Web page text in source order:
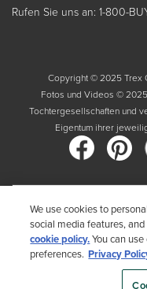
Rufen Sie uns an: 1-800-
Copyright © 2025 Trex
Fotos und Videos ©
Tochtergesellschaften und
Eigentum ihrer
Indem Sie Ihr Land
We use cookies to
social media features,
cookie policy.You can
preferences. Privacy